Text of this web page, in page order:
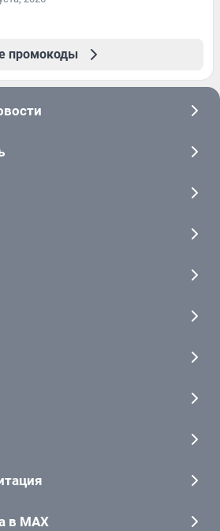
промокоды
в MAX